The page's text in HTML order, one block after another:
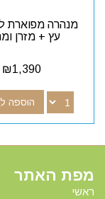
מנהרה מפוארת
עץ + מזרן
₪1,390
הוספה
מפת האתר
ראשי